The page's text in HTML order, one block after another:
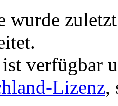
wurde
verfügbar
Lizenz,